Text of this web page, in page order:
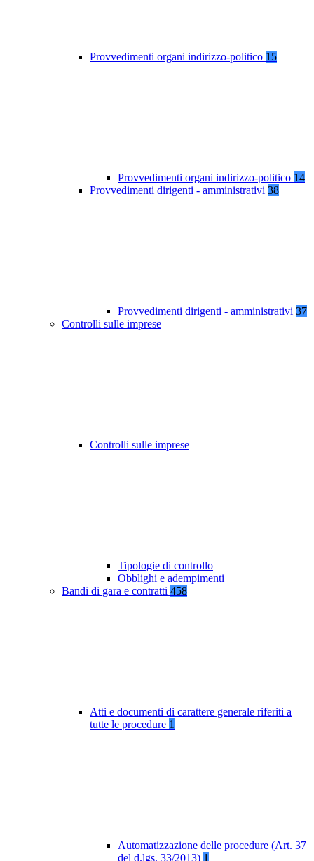
Provvedimenti organi indirizzo-politico 15
Provvedimenti organi indirizzo-politico 14
Provvedimenti dirigenti - amministrativi 38
Provvedimenti dirigenti - amministrativi 37
Controlli sulle imprese
Controlli sulle imprese
Tipologie di controllo
Obblighi e adempimenti
Bandi di gara e contratti 458
Atti e documenti di carattere generale riferiti a
tutte le procedure 1
Automatizzazione delle procedure (Art. 37
del d.lgs. 33/2013) 1